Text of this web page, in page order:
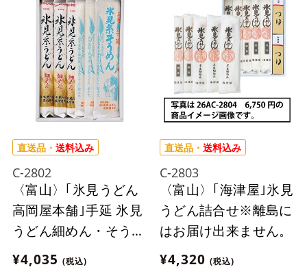
直送品・ 送料込み
C-2802
〈富山〉｢氷見うどん
高岡屋本舗｣手延 氷見
うどん細めん・そうめ
ん涼麺詰合せ※離島に
¥4,035 (税込)
直送品・ 送料込み
C-2803
〈富山〉｢海津屋｣氷見
うどん詰合せ※離島に
はお届け出来ません。
¥4,320 (税込)